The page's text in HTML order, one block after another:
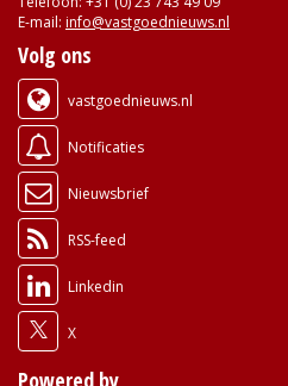
E-mail: info@vastgoednieuws.nl
Volg ons
vastgoednieuws.nl
Notificaties
Nieuwsbrief
RSS-feed
Linkedin
X
Powered by